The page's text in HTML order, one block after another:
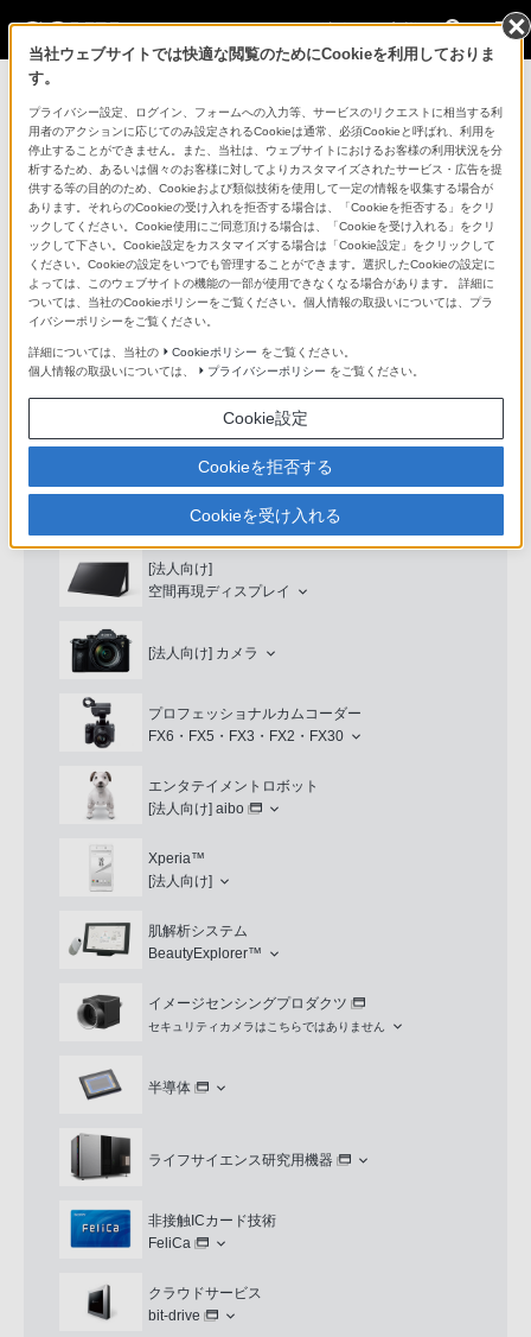
法人のお客様
コンスーマー製品に関するお問い合わせ
製品に関する重要なお知らせ
プロフェッショナル／業務用製品に関
するサポート・お問い合わせ
専用窓口のある業務用商品に関するお問い合わせ
以下の製品・サービスは専用窓口がございます。対象の
アイコンをクリックしてリンク先の窓口よりお問い合わ
業務用ディスプレイ・テレビ
[法人向け]ブラビア
[法人向け]
空間再現ディスプレイ
[法人向け] カメラ
プロフェッショナルカムコーダー
FX6・FX5・FX3・FX2・FX30
エンタテイメントロボット
[法人向け] aibo
Xperia™
[法人向け]
肌解析システム
BeautyExplorer™
イメージセンシングプロダクツ
セキュリティカメラはこちらではありません
半導体
ライフサイエンス研究用機器
非接触ICカード技術
FeliCa
クラウドサービス
bit-drive
当社ウェブサイトでは快適な閲覧のためにCookieを利用しておりま
す。
プライバシー設定、ログイン、フォームへの入力等、サービスのリクエストに相当する利
用者のアクションに応じてのみ設定されるCookieは通常、必須Cookieと呼ばれ、利用を
停止することができません。また、当社は、ウェブサイトにおけるお客様の利用状況を分
析するため、あるいは個々のお客様に対してよりカスタマイズされたサービス・広告を提
供する等の目的のため、Cookieおよび類似技術を使用して一定の情報を収集する場合が
あります。それらのCookieの受け入れを拒否する場合は、「Cookieを拒否する」をクリ
ックしてください。Cookie使用にご同意頂ける場合は、「Cookieを受け入れる」をクリ
ックして下さい。Cookie設定をカスタマイズする場合は「Cookie設定」をクリックして
ください。Cookieの設定をいつでも管理することができます。選択したCookieの設定に
よっては、このウェブサイトの機能の一部が使用できなくなる場合があります。 詳細に
ついては、当社のCookieポリシーをご覧ください。個人情報の取扱いについては、プラ
イバシーポリシーをご覧ください。
詳細については、当社の Cookieポリシー をご覧ください。
個人情報の取扱いについては、
プライバシーポリシー をご覧ください。
Cookie設定
Cookieを拒否する
Cookieを受け入れる